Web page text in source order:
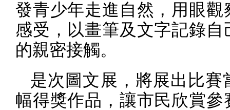
發青少年走進自然，用眼觀
感受，以畫筆及文字記錄自
的親密接觸。
是次圖文展，將展出比賽
幅得獎作品，讓市民欣賞參